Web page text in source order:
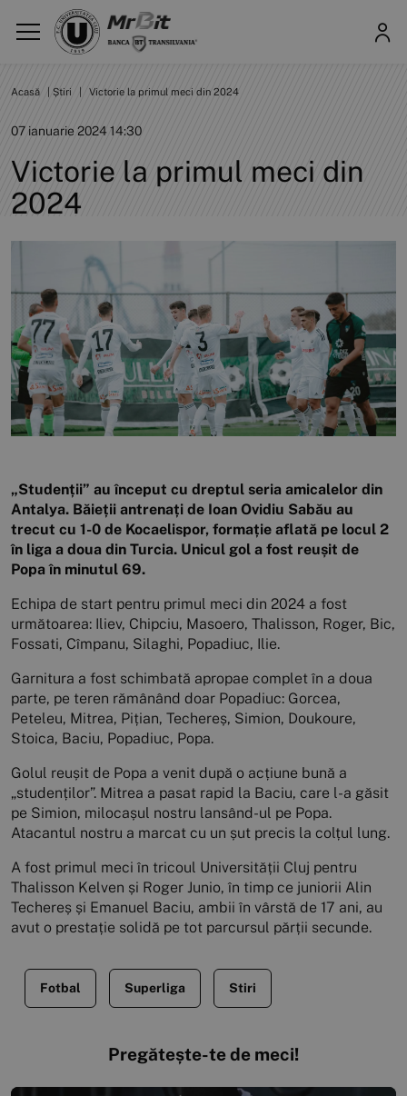
Acasă Știri Victorie la primul meci din 2024
07 ianuarie 2024 14:30
Victorie la primul meci din
2024
„Studenții” au început cu dreptul seria amicalelor din
Antalya. Băieții antrenați de Ioan Ovidiu Sabău au
trecut cu 1-0 de Kocaelispor, formație aflată pe locul 2
în liga a doua din Turcia. Unicul gol a fost reușit de
Popa în minutul 69.
Echipa de start pentru primul meci din 2024 a fost
următoarea: Iliev, Chipciu, Masoero, Thalisson, Roger, Bic,
Fossati, Cîmpanu, Silaghi, Popadiuc, Ilie.
Garnitura a fost schimbată apropae complet în a doua
parte, pe teren rămânând doar Popadiuc: Gorcea,
Peteleu, Mitrea, Pițian, Techereș, Simion, Doukoure,
Stoica, Baciu, Popadiuc, Popa.
Golul reușit de Popa a venit după o acțiune bună a
„studenților”. Mitrea a pasat rapid la Baciu, care l-a găsit
pe Simion, milocașul nostru lansând-ul pe Popa.
Atacantul nostru a marcat cu un șut precis la colțul lung.
A fost primul meci în tricoul Universității Cluj pentru
Thalisson Kelven și Roger Junio, în timp ce juniorii Alin
Techereș și Emanuel Baciu, ambii în vârstă de 17 ani, au
avut o prestație solidă pe tot parcursul părții secunde.
Fotbal Superliga Stiri
Pregătește-te de meci!